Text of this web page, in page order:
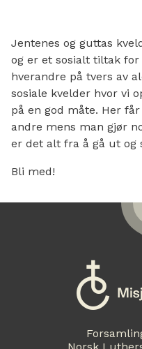
Jentenes og guttas
og er et sosialt tiltak
hverandre på tvers av
sosiale kvelder hvor vi
på en god måte. Her
andre mens man gjør
er det alt fra å gå ut og
Bli med!